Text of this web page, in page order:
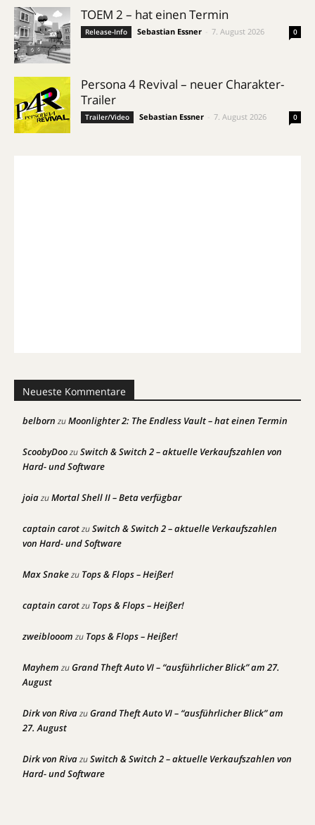
TOEM 2 – hat einen Termin
Release-Info Sebastian Essner 7. August 2026 0
Persona 4 Revival – neuer Charakter-
Trailer
Trailer/Video Sebastian Essner 7. August 2026 0
Neueste Kommentare
belborn zuMoonlighter 2: The Endless Vault – hat einen Termin
ScoobyDoozuSwitch & Switch 2 – aktuelle Verkaufszahlen von
Hard- und Software
joiazuMortal Shell II – Beta verfügbar
captain carotzuSwitch & Switch 2 – aktuelle Verkaufszahlen
von Hard- und Software
Max Snakezu Tops & Flops – Heißer!
captain carotzu Tops & Flops – Heißer!
zweiblooom zu Tops & Flops – Heißer!
Mayhem zuGrand Theft Auto VI – “ausführlicher Blick” am 27.
August
Dirk von RivazuGrand Theft Auto VI – “ausführlicher Blick” am
27. August
Dirk von RivazuSwitch & Switch 2 – aktuelle Verkaufszahlen von
Hard- und Software